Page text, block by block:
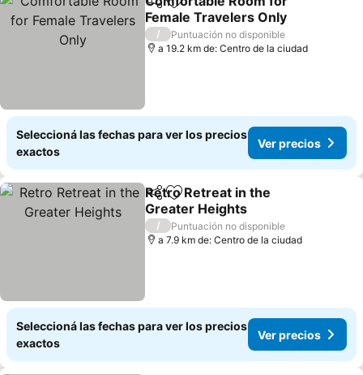
CompartirAñadir a favoritos
Female Travelers Only
Ver precios
/
Puntuación no disponible
a 19.2 km de: Centro de la ciudad
Seleccioná las fechas para ver los precios
exactos
Ver precios
CompartirAñadir a favoritos
Retro Retreat in the
Greater Heights
Ver precios
/
Puntuación no disponible
a 7.9 km de: Centro de la ciudad
Seleccioná las fechas para ver los precios
exactos
Ver precios